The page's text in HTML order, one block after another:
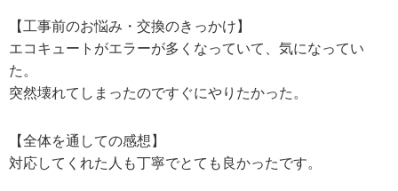
【工事前のお悩み・交換のきっかけ】
エコキュートがエラーが多くなっていて、気になってい
た。
突然壊れてしまったのですぐにやりたかった。
【全体を通しての感想】
対応してくれた人も丁寧でとても良かったです。